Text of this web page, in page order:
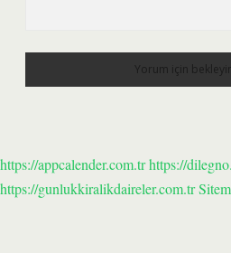
https://appcalender.com.trhttps://
https://gunlukkiralikdaireler.com.tr